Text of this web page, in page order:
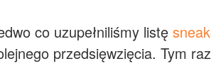
co uzupełniliśmy listę
przedsięwzięcia. Tym